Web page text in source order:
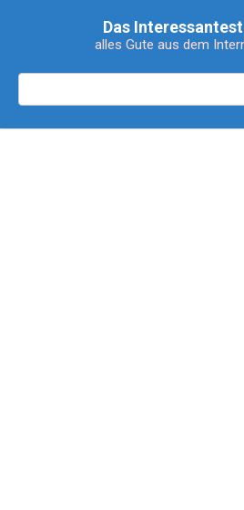
Das
alles Gute aus dem